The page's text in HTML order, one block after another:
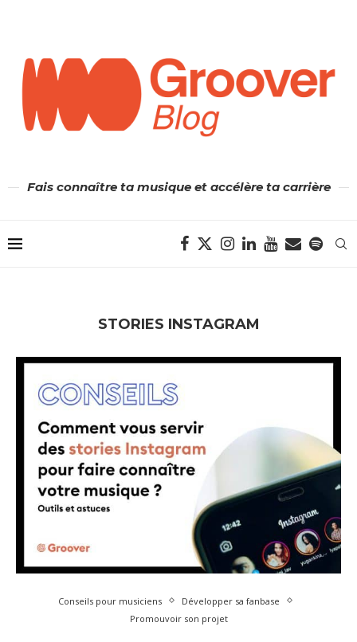
Fais connaître ta musique et accélère ta carrière
STORIES INSTAGRAM
Conseils pour musiciens
Développer sa fanbase
Promouvoir son projet